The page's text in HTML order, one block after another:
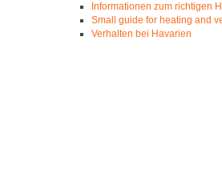
Informationen zum richtigen
Small guide for heating and
Verhalten bei Havarien